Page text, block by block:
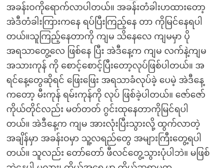
အခန်းဝကိုရောက်လာပါတယ်။ အခန်းတံခါးဟထားတော့
အဲဒီတံခါးကြားကနေ ရပ်ပြီးကြည့်နေ တာ ကိုမြင်နေရပါ
တယ်။သူကြည့်နေတာကို ကျမ သိနေလေ ကျမမှာ ပို
အရသာတွေ့လေ ဖြစ်နေ ပြီး အဲဒီနေ့က ကျမ လက်နဲ့ကျမ
အသားကုန် ကို စောင့်စောင့်ပြီးတော့လုပ်ဖြစ်ပါတယ်။ အ
ရင်နေ့တွေဆိုရင် ဖြေးဖြေး အရသာခံလုပ်ခဲ့ ပေမဲ့ အဲဒီနေ့
ကတော့ မီးကုန် ရမ်းကုန်ကို လုပ် ဖြစ်ခဲ့ပါတယ်။ ဇော်ဇော်
ကိုယ်တိုင်လည်း မတ်တတ် ဂွင်းထုနေတာကိုမြင်ရပါ
တယ်။ အဲဒီနေ့က ကျမ အားလုံးပြီးသွားလို့ ထွက်လာတဲ့
အချိန်မှာ အခန်းဝမှာ သူ့လရည်တွေ အများကြီးတွေ့ရပါ
တယ်။ သူလည်း တော်တော် ဖီလင်တွေ့သွားပုံပါဘဲ။ မဖြစ်